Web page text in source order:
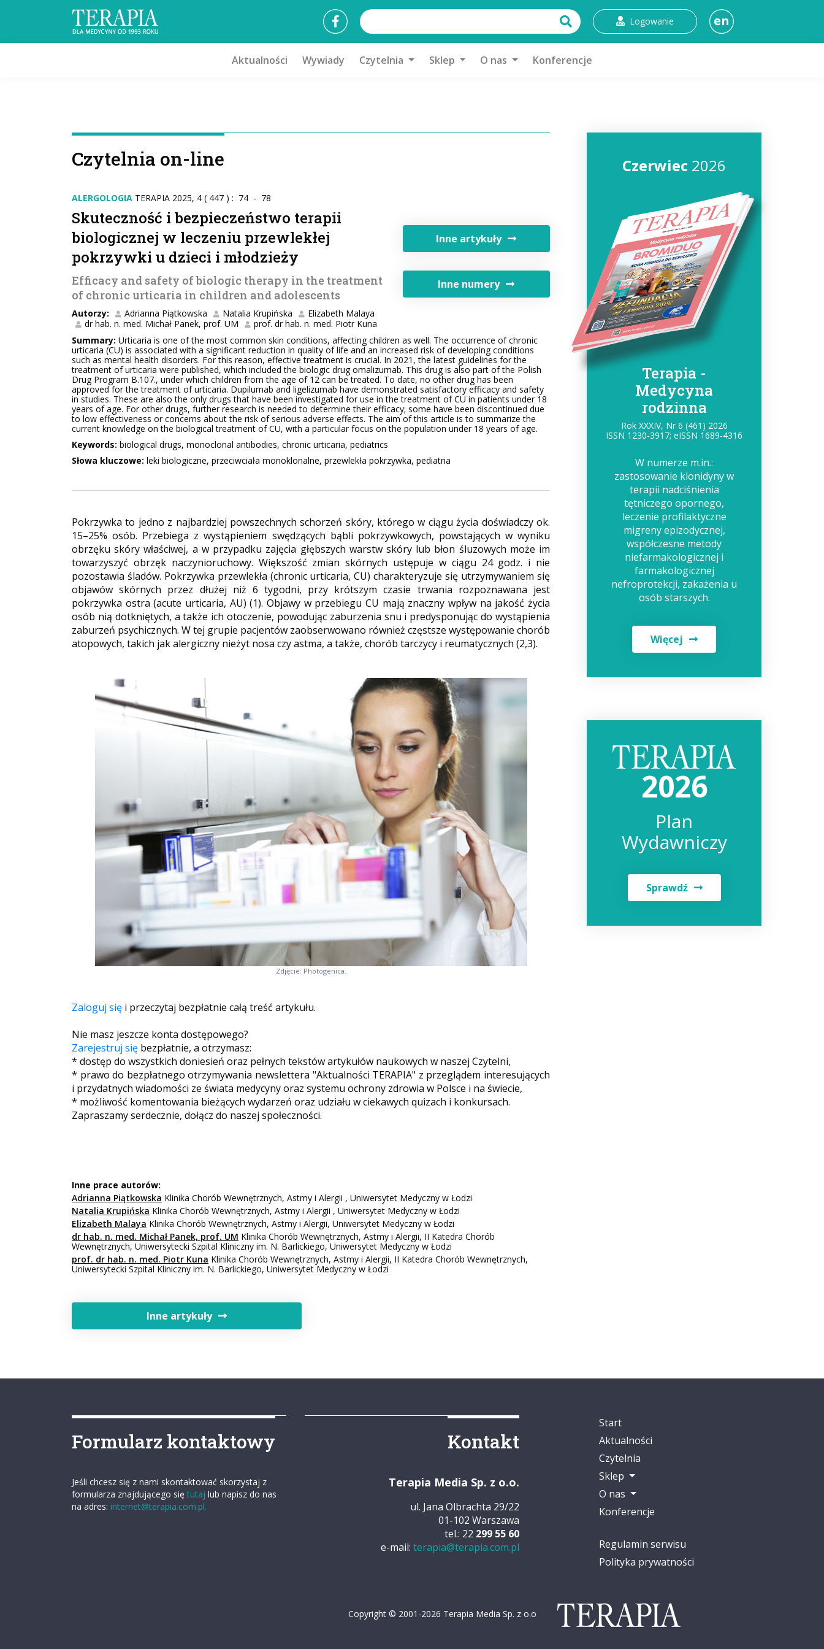
Logowanie en
Aktualności Wywiady Czytelnia Sklep O nas Konferencje
Czytelnia on-line
ALERGOLOGIA TERAPIA 2025, 4 ( 447 ) : 74 - 78
Skuteczność i bezpieczeństwo terapii
biologicznej w leczeniu przewlekłej
pokrzywki u dzieci i młodzieży
Efficacy and safety of biologic therapy in the treatment
of chronic urticaria in children and adolescents
Autorzy: Adrianna Piątkowska Natalia Krupińska
Elizabeth Malaya
dr hab. n. med. Michał Panek, prof. UM
prof. dr hab. n. med. Piotr Kuna
Inne artykuły
Inne numery
Summary: Urticaria is one of the most common skin conditions, affecting children as well. The occurrence of chronic
urticaria (CU) is associated with a significant reduction in quality of life and an increased risk of developing conditions
such as mental health disorders. For this reason, effective treatment is crucial. In 2021, the latest guidelines for the
treatment of urticaria were published, which included the biologic drug omalizumab. This drug is also part of the Polish
Drug Program B.107., under which children from the age of 12 can be treated. To date, no other drug has been
approved for the treatment of urticaria. Dupilumab and ligelizumab have demonstrated satisfactory efficacy and safety
in studies. These are also the only drugs that have been investigated for use in the treatment of CU in patients under 18
years of age. For other drugs, further research is needed to determine their efficacy; some have been discontinued due
to low effectiveness or concerns about the risk of serious adverse effects. The aim of this article is to summarize the
current knowledge on the biological treatment of CU, with a particular focus on the population under 18 years of age.
Keywords: biological drugs, monoclonal antibodies, chronic urticaria, pediatrics
Słowa kluczowe: leki biologiczne, przeciwciała monoklonalne, przewlekła pokrzywka, pediatria
Pokrzywka to jedno z najbardziej powszechnych schorzeń skóry, którego w ciągu życia doświadczy ok.
15–25% osób. Przebiega z wystąpieniem swędzących bąbli pokrzywkowych, powstających w wyniku
obrzęku skóry właściwej, a w przypadku zajęcia głębszych warstw skóry lub błon śluzowych może im
towarzyszyć obrzęk naczynioruchowy. Większość zmian skórnych ustępuje w ciągu 24 godz. i nie
pozostawia śladów. Pokrzywka przewlekła (chronic urticaria, CU) charakteryzuje się utrzymywaniem się
objawów skórnych przez dłużej niż 6 tygodni, przy krótszym czasie trwania rozpoznawana jest
pokrzywka ostra (acute urticaria, AU) (1). Objawy w przebiegu CU mają znaczny wpływ na jakość życia
osób nią dotkniętych, a także ich otoczenie, powodując zaburzenia snu i predysponując do wystąpienia
zaburzeń psychicznych. W tej grupie pacjentów zaobserwowano również częstsze występowanie chorób
atopowych, takich jak alergiczny nieżyt nosa czy astma, a także, chorób tarczycy i reumatycznych (2,3).
Zdjęcie: Photogenica.
Zaloguj się i przeczytaj bezpłatnie całą treść artykułu.
Nie masz jeszcze konta dostępowego?
Zarejestruj się bezpłatnie, a otrzymasz:
* dostęp do wszystkich doniesień oraz pełnych tekstów artykułów naukowych w naszej Czytelni,
* prawo do bezpłatnego otrzymywania newslettera "Aktualności TERAPIA" z przeglądem interesujących
i przydatnych wiadomości ze świata medycyny oraz systemu ochrony zdrowia w Polsce i na świecie,
* możliwość komentowania bieżących wydarzeń oraz udziału w ciekawych quizach i konkursach.
Zapraszamy serdecznie, dołącz do naszej społeczności.
Inne prace autorów:
Adrianna Piątkowska Klinika Chorób Wewnętrznych, Astmy i Alergii , Uniwersytet Medyczny w Łodzi
Natalia Krupińska Klinika Chorób Wewnętrznych, Astmy i Alergii , Uniwersytet Medyczny w Łodzi
Elizabeth Malaya Klinika Chorób Wewnętrznych, Astmy i Alergii, Uniwersytet Medyczny w Łodzi
dr hab. n. med. Michał Panek, prof. UM Klinika Chorób Wewnętrznych, Astmy i Alergii, II Katedra Chorób
Wewnętrznych, Uniwersytecki Szpital Kliniczny im. N. Barlickiego, Uniwersytet Medyczny w Łodzi
prof. dr hab. n. med. Piotr Kuna Klinika Chorób Wewnętrznych, Astmy i Alergii, II Katedra Chorób Wewnętrznych,
Uniwersytecki Szpital Kliniczny im. N. Barlickiego, Uniwersytet Medyczny w Łodzi
Inne artykuły
Czerwiec 2026
Terapia -
Medycyna
rodzinna
Rok XXXIV, Nr 6 (461) 2026
ISSN 1230-3917; eISSN 1689-4316
W numerze m.in.:
zastosowanie klonidyny w
terapii nadciśnienia
tętniczego opornego,
leczenie profilaktyczne
migreny epizodycznej,
współczesne metody
niefarmakologicznej i
farmakologicznej
nefroprotekcji, zakażenia u
osób starszych.
Więcej
2026
Plan
Wydawniczy
Sprawdź
Formularz kontaktowy
Jeśli chcesz się z nami skontaktować skorzystaj z
formularza znajdującego się tutaj lub napisz do nas
na adres: internet@terapia.com.pl.
Kontakt
Terapia Media Sp. z o.o.
ul. Jana Olbrachta 29/22
01-102 Warszawa
tel.: 22 299 55 60
e-mail: terapia@terapia.com.pl
Start
Aktualności
Czytelnia
Sklep
O nas
Konferencje
Regulamin serwisu
Polityka prywatności
Copyright © 2001-2026 Terapia Media Sp. z o.o